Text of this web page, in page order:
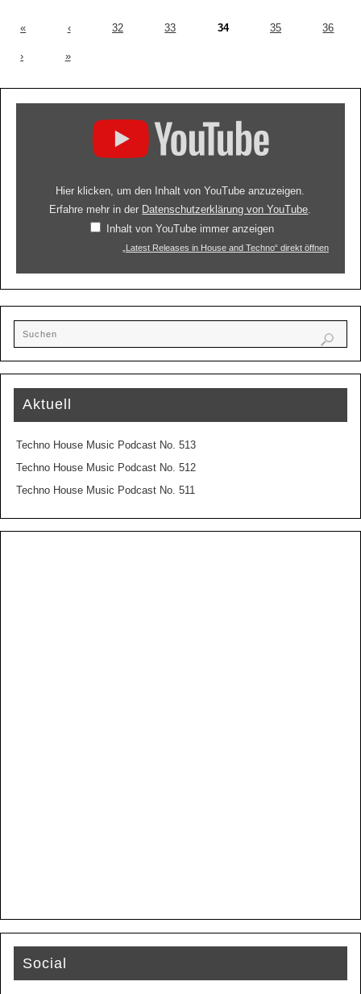
« ‹ 32 33 34 35 36
› »
Hier klicken, um den Inhalt von YouTube anzuzeigen.
Erfahre mehr in der Datenschutzerklärung von YouTube.
Inhalt von YouTube immer anzeigen
„Latest Releases in House and Techno“ direkt öffnen
Aktuell
Techno House Music Podcast No. 513
Techno House Music Podcast No. 512
Techno House Music Podcast No. 511
Social